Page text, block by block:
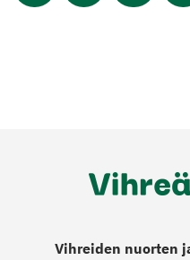
Vihreiden nuorten